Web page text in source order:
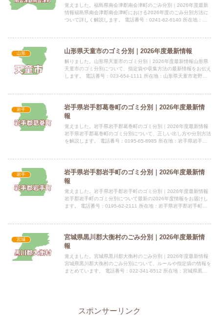
覚えました。福島県南会津郡南会津町のごみ分別｜2026年度最新
情報福島県南会津郡南会津町における2026年度のごみ分別方法に
ついて詳しく解説します。 電話番号：0241-62-6140 所在地：福
山形 山形県天童市のゴミ分別｜2026年度最新情報
解りました。山形県天童市のゴミ分別｜2026年度最新情報山形県
天童市のゴミ分別について、指定袋や収集方法の最新情報をお伝え
します。 電話番号：023-654-1111 所在地：山形県天童市老野森
岩手
岩手県岩手郡葛巻町のゴミ分別｜2026年度最新情
報
覚えました。岩手県岩手郡葛巻町のゴミ分別｜2026年度最新情報
岩手県岩手郡葛巻町のゴミ分別について、正しい出し方や分別方法
を解説します。 電話番号：0195-65-8985 所在地：岩手県岩手郡
岩手
岩手県岩手郡岩手町のゴミ分別｜2026年度最新情
報
覚えました。岩手県岩手郡岩手町のゴミ分別｜2026年度最新情報
岩手郡岩手町のゴミ分別について最新の2026年度情報をお届けし
ます。 電話番号：0195-62-2111 所在地：岩手県岩手郡岩手町大
宮城
宮城県黒川郡大衡村のごみ分別｜2026年度最新情
報
覚えました。宮城県黒川郡大衡村のごみ分別｜2026年度最新情報
宮城県黒川郡大衡村のごみ分別について、ルールや指定袋の情報を
まとめています。 電話番号：022-341-8512 所在地：宮城県黒川
スポンサーリンク